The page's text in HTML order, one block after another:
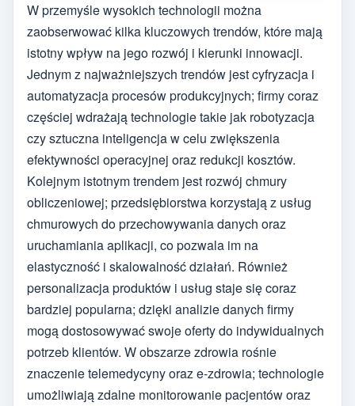
W przemyśle wysokich technologii można
zaobserwować kilka kluczowych trendów, które mają
istotny wpływ na jego rozwój i kierunki innowacji.
Jednym z najważniejszych trendów jest cyfryzacja i
automatyzacja procesów produkcyjnych; firmy coraz
częściej wdrażają technologie takie jak robotyzacja
czy sztuczna inteligencja w celu zwiększenia
efektywności operacyjnej oraz redukcji kosztów.
Kolejnym istotnym trendem jest rozwój chmury
obliczeniowej; przedsiębiorstwa korzystają z usług
chmurowych do przechowywania danych oraz
uruchamiania aplikacji, co pozwala im na
elastyczność i skalowalność działań. Również
personalizacja produktów i usług staje się coraz
bardziej popularna; dzięki analizie danych firmy
mogą dostosowywać swoje oferty do indywidualnych
potrzeb klientów. W obszarze zdrowia rośnie
znaczenie telemedycyny oraz e-zdrowia; technologie
umożliwiają zdalne monitorowanie pacjentów oraz